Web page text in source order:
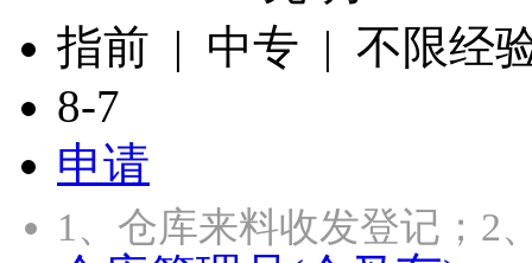
指前 | 中专 | 不限经
8-7
申请
1、仓库来料收发登记；2